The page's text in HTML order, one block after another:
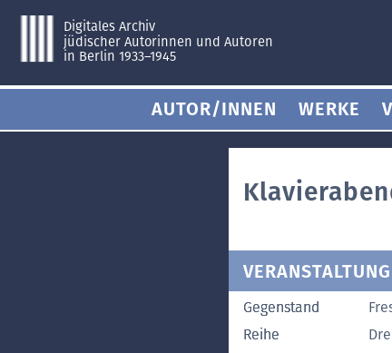
Digitales Archiv
jüdischer Autorinnen und Autoren
in Berlin 1933–1945
AUTOR/INNEN WERKE
VERANSTALTUNG
Gegenstand
Reihe